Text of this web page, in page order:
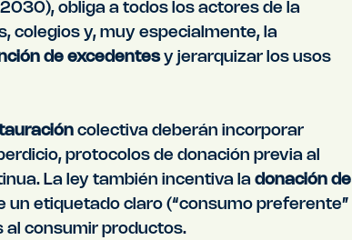
obliga a todos los actores de la
colegios y, muy especialmente, la
de excedentes y jerarquizar los usos
colectiva deberán incorporar
protocolos de donación previa al
La ley también incentiva la donación de
un etiquetado claro (“consumo preferente”
al consumir productos.